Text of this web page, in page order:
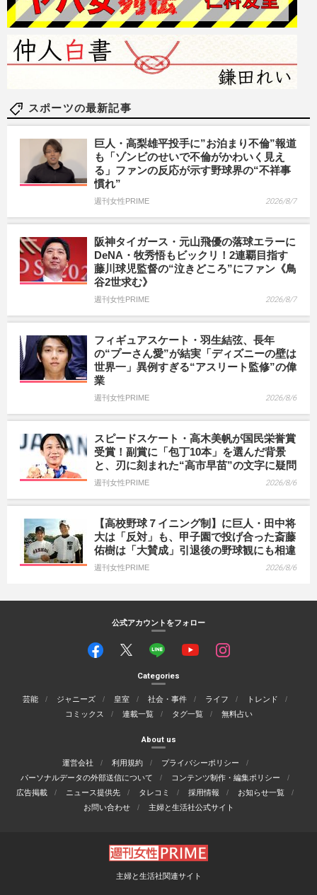
スポーツの最新記事
巨人・高梨雄平投手に”お泊まり不倫”報道
も「ゾンビのせいで不倫がかわいく見え
る」ファンの反応が示す野球界の“不祥事
慣れ”
週刊女性PRIME 2026/8/7
阪神タイガース・元山飛優の落球エラーに
DeNA・牧秀悟もビックリ！2連覇目指す
藤川球児監督の“泣きどころ”にファン《鳥
谷2世求む》
週刊女性PRIME 2026/8/7
フィギュアスケート・羽生結弦、長年
の“プーさん愛”が結実「ディズニーの壁は
世界一」異例すぎる“アスリート監修”の偉
業
週刊女性PRIME 2026/8/6
スピードスケート・高木美帆が国民栄誉賞
受賞！副賞に「包丁10本」を選んだ背景
と、刃に刻まれた“高市早苗”の文字に疑問
週刊女性PRIME 2026/8/6
【高校野球７イニング制】に巨人・田中将
大は「反対」も、甲子園で投げ合った斎藤
佑樹は「大賛成」引退後の野球観にも相違
週刊女性PRIME 2026/8/6
公式アカウントをフォロー
Categories
芸能 ジャニーズ 皇室 社会・事件 ライフ
トレンド
コミックス
連載一覧 タグ一覧 無料占い
About us
運営会社 利用規約
プライバシーポリシー
パーソナルデータの外部送信について
コンテンツ制作・編集ポリシー
広告掲載
ニュース提供先 タレコミ 採用情報
お知らせ一覧
お問い合わせ
主婦と生活社公式サイト
主婦と生活社関連サイト